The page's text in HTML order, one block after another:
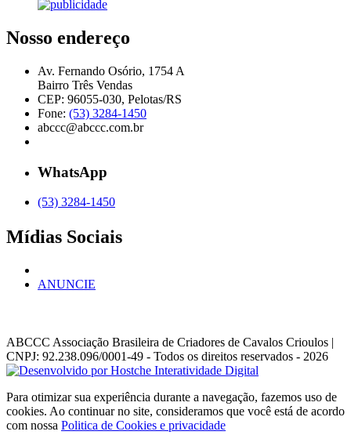
Nosso endereço
Av. Fernando Osório, 1754 A
Bairro Três Vendas
CEP: 96055-030, Pelotas/RS
Fone: (53) 3284-1450
abccc@abccc.com.br
WhatsApp
(53) 3284-1450
Mídias Sociais
ANUNCIE
ABCCC Associação Brasileira de Criadores de Cavalos Crioulos |
CNPJ: 92.238.096/0001-49 - Todos os direitos reservados - 2026
Para otimizar sua experiência durante a navegação, fazemos uso de
cookies. Ao continuar no site, consideramos que você está de acordo
com nossa Politica de Cookies e privacidade